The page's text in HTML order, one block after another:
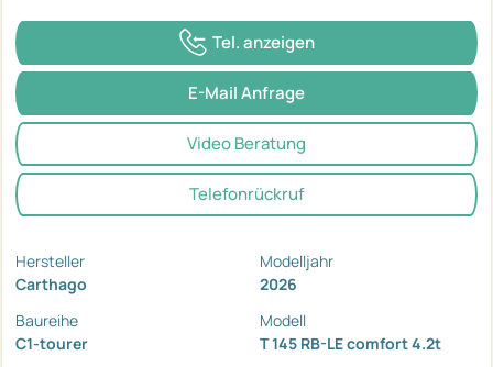
Tel. anzeigen
E-Mail Anfrage
Video Beratung
Telefonrückruf
Hersteller
Carthago
Modelljahr
2026
Baureihe
C1-tourer
Modell
T 145 RB-LE comfort 4.2t